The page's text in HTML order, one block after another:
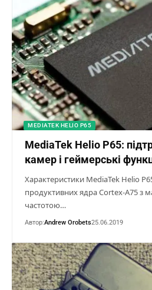
MEDIATEK HELIO P65
MediaTek Helio P65:
камер і геймерські
Характеристики MediaTek Helio
продуктивних ядра Cortex-A75 з
частотою…
Автор:Andrew Orobets25.06.2019